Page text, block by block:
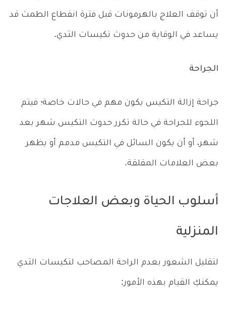
أن توقف العلاج بالهرمونات قبل فترة انقطاع الطمث قد
يساعد في الوقاية من حدوث تكيسات الثدي.
الجراحة
جراحة إزالة التكيس يكون مهم في حالات خاصة؛ فيتم
اللجوء للجراحة في حالة تكرر حدوث التكيس شهر بعد
شهر، أو أن يكون السائل في التكيس مدمم أو يظهر
بعض العلامات المقلقة.
أسلوب الحياة وبعض العلاجات
المنزلية
لتقليل الشعور بعدم الراحة المصاحب لتكيسات الثدي
يمكنكِ القيام بهذه الأمور: